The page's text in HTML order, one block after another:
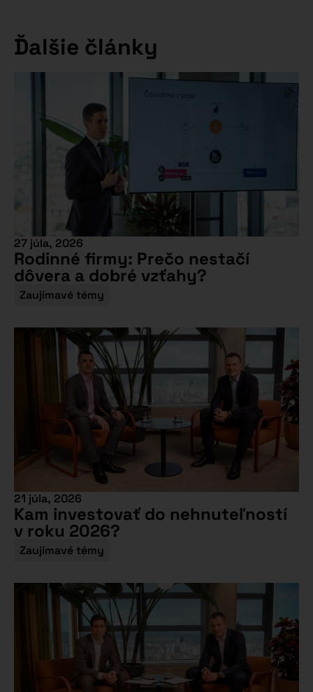
Ďalšie články
27 júla, 2026
Rodinné firmy: Prečo nestačí
dôvera a dobré vzťahy?
Zaujímavé témy
21 júla, 2026
Kam investovať do nehnuteľností
v roku 2026?
Zaujímavé témy